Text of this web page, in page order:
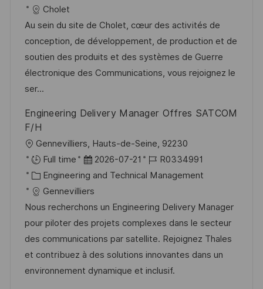
n
u
n
g
t
u
m
d
e
r
e
f
e
-
I
D
a
t
e
g
o
r
e
Cholet
Au sein du site de Cholet, cœur des activités de
conception, de développement, de production et de
soutien des produits et des systèmes de Guerre
électronique des Communications, vous rejoignez le
ser...
Engineering Delivery Manager Offres SATCOM
F/H
O
r
t
Gennevilliers, Hauts-de-Seine, 92230
Full time
D
a
t
u
m
d
e
r
2026-07-21
J
o
-
I
D
R0334991
K
a
t
e
g
o
r
Engineering and Technical Management
Gennevilliers
Nous recherchons un Engineering Delivery Manager
pour piloter des projets complexes dans le secteur
des communications par satellite. Rejoignez Thales
et contribuez à des solutions innovantes dans un
environnement dynamique et inclusif.